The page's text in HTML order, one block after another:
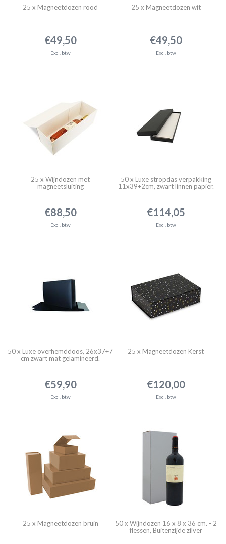
25 x Magneetdozen rood
€49,50
Excl. btw
25 x Magneetdozen wit
€49,50
Excl. btw
25 x Wijndozen met
magneetsluiting
€88,50
Excl. btw
50 x Luxe stropdas verpakking
11x39+2cm, zwart linnen papier.
€114,05
Excl. btw
50 x Luxe overhemddoos, 26x37+7
cm zwart mat gelamineerd.
€59,90
Excl. btw
25 x Magneetdozen Kerst
€120,00
Excl. btw
25 x Magneetdozen bruin
50 x Wijndozen 16 x 8 x 36 cm. - 2
flessen, Buitenzijde zilver